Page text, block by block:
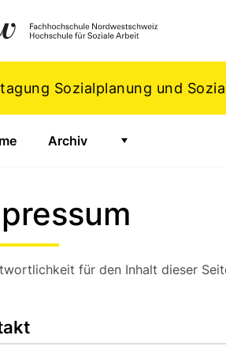
Sozialplanung und
Archiv
für den Inhalt dieser